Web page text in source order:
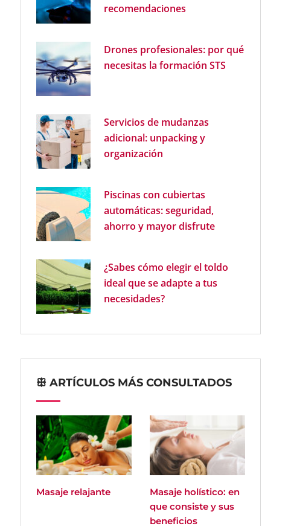
recomendaciones
Drones profesionales: por qué
necesitas la formación STS
Servicios de mudanzas
adicional: unpacking y
organización
Piscinas con cubiertas
automáticas: seguridad,
ahorro y mayor disfrute
¿Sabes cómo elegir el toldo
ideal que se adapte a tus
necesidades?
ꕥ ARTÍCULOS MÁS CONSULTADOS
Masaje relajante
Masaje holístico: en
que consiste y sus
beneficios